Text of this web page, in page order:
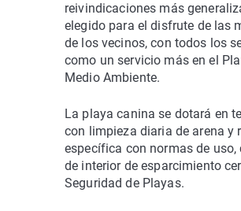
reivindicaciones más
elegido para el disfrute de las
de los vecinos, con todos los
como un servicio más en el
Medio Ambiente.
La playa canina se dotará en
con limpieza diaria de arena y
específica con normas de
de interior de esparcimiento
Seguridad de Playas.